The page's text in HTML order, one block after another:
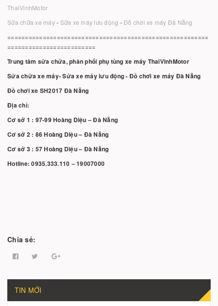
ThaiVinhMotor
Sửa chữa xe máy- Sửa xe máy lưu động -Đồ chơi xe máy Đà Nẵng
=========================================================
=========================
Trung tâm sửa chửa, phân phối phụ tùng xe máy ThaiVinhMotor
Sửa chửa xe máy- Sửa xe máy lưu động - Đồ chơi xe máy Đà Nẵng
Đồ chơi xe SH2017 Đà Nẵng
Địa chỉ:
Cơ sở 1 : 97-99 Hoàng Diệu – Đà Nẵng
Cơ sở 2 : 86 Hoàng Diệu – Đà Nẵng
Cơ sở 3 : 57 Hoàng Diệu – Đà Nẵng
Hotline: 0935.333.110 – 19007000
Chia sẻ:
TIN MỚI